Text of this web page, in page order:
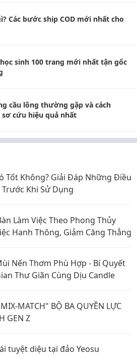
Các bước ship COD mới nhất cho
sinh 100 trang mới nhất tận gốc
cầu lông thường gặp và cách
cứu hiệu quả nhất
Tốt Không? Giải Đáp Những Điều
Trước Khi Sử Dụng
Làm Việc Theo Phong Thủy
Hanh Thông, Giảm Căng Thẳng
Nến Thơm Phù Hợp - Bí Quyết
Thư Giãn Cùng Dịu Candle
MATCH" BỘ BA QUYỀN LỰC
GEN Z
tuyệt diệu tại đảo Yeosu